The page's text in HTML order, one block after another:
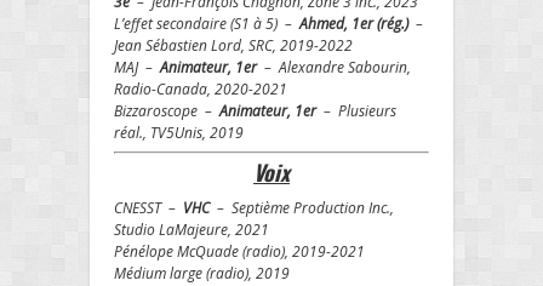
L’effet secondaire (S1 à 5) –Ahmed, 1er (rég.)–
Jean Sébastien Lord, SRC, 2019-2022
MAJ –Animateur, 1er– Alexandre Sabourin,
Radio-Canada, 2020-2021
Bizzaroscope –Animateur, 1er– Plusieurs
réal., TV5Unis, 2019
Voix
CNESST – VHC – Septième Production Inc.,
Studio LaMajeure, 2021
Pénélope McQuade (radio), 2019-2021
Médium large (radio), 2019